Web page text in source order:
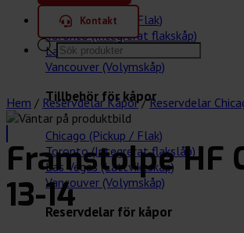
Chicago (Pickup / Flak)
Toronto (Integrerat flakskåp)
Las Vegas (Lättviktskåp)
Vancouver (Volymskåp)
Tillbehör för kåpor
Chicago (Pickup / Flak)
Toronto (Integrerat flakslåp)
Las Vegas (Lättviktskåp)
Vancouver (Volymskåp)
Reservdelar för kåpor
Kontakt
Products
search
Hem / Reservdelar Kåpor / Reservdelar
Framstolpe HF
13-14